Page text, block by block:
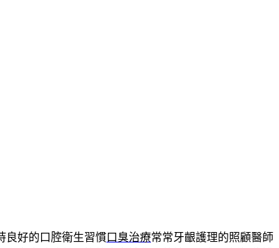
良好的口腔衛生習慣口臭治療常常牙齦護理的照顧醫師